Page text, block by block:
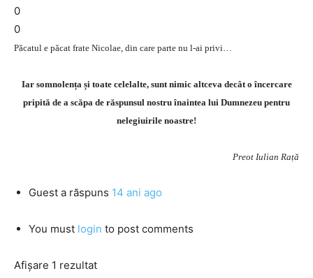
0
0
Păcatul e păcat frate Nicolae, din care parte nu l-ai privi…
Iar somnolența și toate celelalte, sunt nimic altceva decât o încercare
pripită de a scăpa de răspunsul nostru înaintea lui Dumnezeu pentru
nelegiuirile noastre!
Preot Iulian Rață
Guest a răspuns 14 ani ago
You must login to post comments
Afișare 1 rezultat